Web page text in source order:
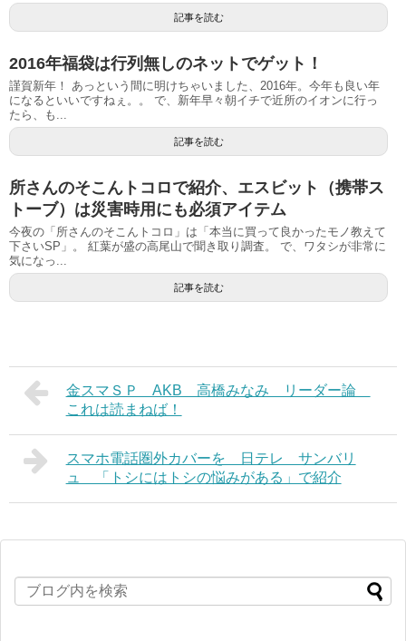
記事を読む
2016年福袋は行列無しのネットでゲット！
謹賀新年！ あっという間に明けちゃいました、2016年。今年も良い年
になるといいですねぇ。。 で、新年早々朝イチで近所のイオンに行っ
たら、も...
記事を読む
所さんのそこんトコロで紹介、エスビット（携帯ス
トーブ）は災害時用にも必須アイテム
今夜の「所さんのそこんトコロ」は「本当に買って良かったモノ教えて
下さいSP」。 紅葉が盛の高尾山で聞き取り調査。 で、ワタシが非常に
気になっ...
記事を読む
金スマＳＰ AKB 高橋みなみ リーダー論
これは読まねば！
スマホ電話圏外カバーを 日テレ サンバリ
ュ 「トシにはトシの悩みがある」で紹介